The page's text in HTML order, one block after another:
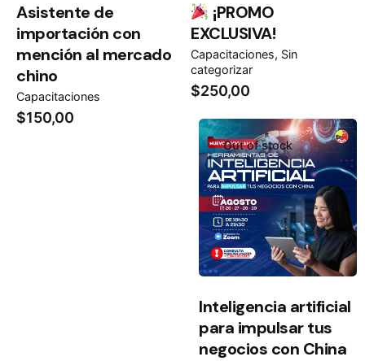
Asistente de
importación con
mención al mercado
chino
Capacitaciones
$150,00
¡PROMO
EXCLUSIVA!
Capacitaciones Sin
categorizar
$250,00
Out of stock
Inteligencia artificial
para impulsar tus
negocios con China